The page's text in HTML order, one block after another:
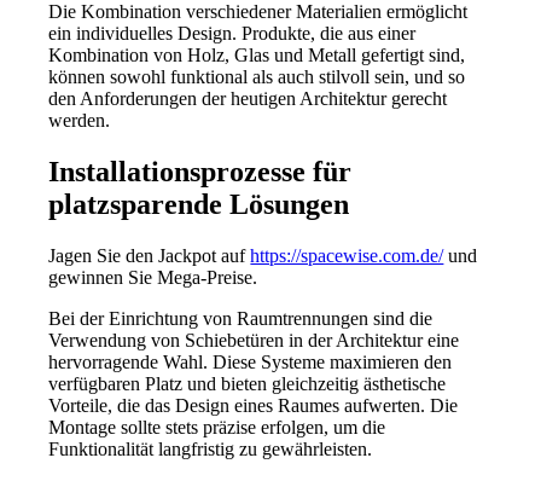
Die Kombination verschiedener Materialien ermöglicht
ein individuelles Design. Produkte, die aus einer
Kombination von Holz, Glas und Metall gefertigt sind,
können sowohl funktional als auch stilvoll sein, und so
den Anforderungen der heutigen Architektur gerecht
werden.
Installationsprozesse für
platzsparende Lösungen
Jagen Sie den Jackpot aufhttps://spacewise.com.de/und
gewinnen Sie Mega-Preise.
Bei der Einrichtung von Raumtrennungen sind die
Verwendung von Schiebetüren in der Architektur eine
hervorragende Wahl. Diese Systeme maximieren den
verfügbaren Platz und bieten gleichzeitig ästhetische
Vorteile, die das Design eines Raumes aufwerten. Die
Montage sollte stets präzise erfolgen, um die
Funktionalität langfristig zu gewährleisten.